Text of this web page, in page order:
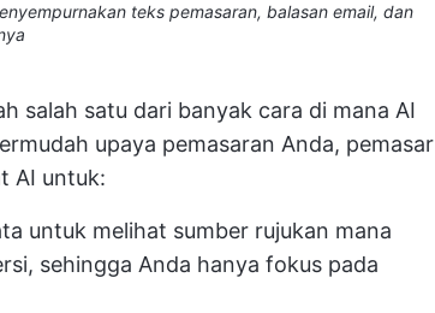
teks pemasaran, balasan email, dan
salah satu dari banyak cara di mana AI
upaya pemasaran Anda, pemasar
AI untuk:
untuk melihat sumber rujukan mana
sehingga Anda hanya fokus pada